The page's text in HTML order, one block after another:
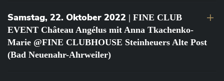
Samstag, 22. Oktober 2022 | FINE CLUB
EVENT Château Angélus mit Anna Tkachenko-
Marie @FINE CLUBHOUSE Steinheuers Alte Post
(Bad Neuenahr-Ahrweiler)